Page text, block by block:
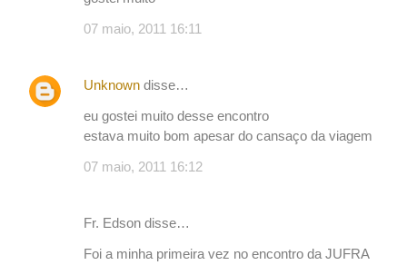
t
á
07 maio, 2011 16:11
Unknown disse…
eu gostei muito desse encontro
estava muito bom apesar do cansaço da viagem
07 maio, 2011 16:12
Fr. Edson disse…
Foi a minha primeira vez no encontro da JUFRA